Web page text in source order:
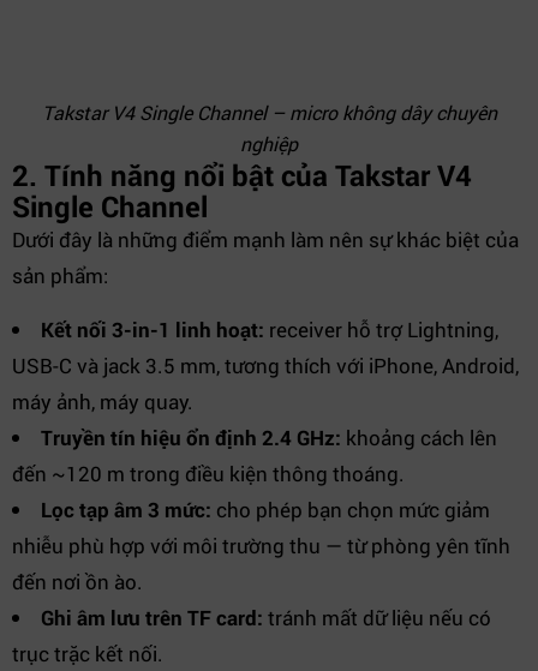
Takstar V4 Single Channel – micro không dây chuyên
nghiệp
2. Tính năng nổi bật của Takstar V4
Single Channel
Dưới đây là những điểm mạnh làm nên sự khác biệt của
sản phẩm:
Kết nối 3-in-1 linh hoạt: receiver hỗ trợ Lightning,
USB-C và jack 3.5 mm, tương thích với iPhone, Android,
máy ảnh, máy quay.
Truyền tín hiệu ổn định 2.4 GHz: khoảng cách lên
đến ~120 m trong điều kiện thông thoáng.
Lọc tạp âm 3 mức: cho phép bạn chọn mức giảm
nhiễu phù hợp với môi trường thu — từ phòng yên tĩnh
đến nơi ồn ào.
Ghi âm lưu trên TF card: tránh mất dữ liệu nếu có
trục trặc kết nối.